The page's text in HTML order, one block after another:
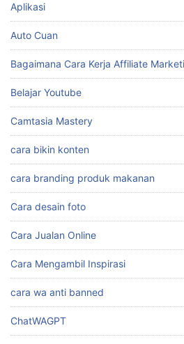
Aplikasi
Auto Cuan
Bagaimana Cara Kerja Affiliate
Belajar Youtube
Camtasia Mastery
cara bikin konten
cara branding produk makanan
Cara desain foto
Cara Jualan Online
Cara Mengambil Inspirasi
cara wa anti banned
ChatWAGPT